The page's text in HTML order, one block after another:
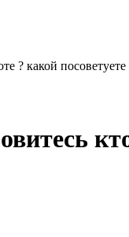
? какой посоветуете